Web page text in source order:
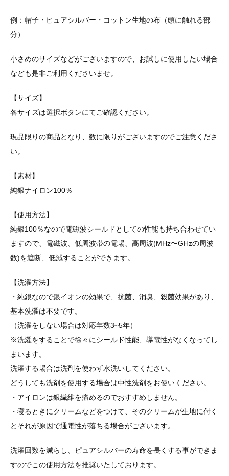
例：帽子・ピュアシルバー・コットン生地の布（頭に触れる部
分）
小さめのサイズなどがございますので、お試しに使用したい場合
なども是非ご利用くださいませ。
【サイズ】
各サイズは選択ボタンにてご確認ください。
現品限りの商品となり、数に限りがございますのでご注意くださ
い。
【素材】
純銀ナイロン100％
【使用方法】
純銀100％なので電磁波シールドとしての性能も持ち合わせてい
ますので、電磁波、低周波帯の電場、高周波(MHz〜GHzの周波
数)を遮断、低減することができます。
【洗濯方法】
・純銀なので銀イオンの効果で、抗菌、消臭、殺菌効果があり、
基本洗濯は不要です。
（洗濯をしない場合は対応年数3~5年）
※洗濯をすることで徐々にシールド性能、導電性がなくなってし
まいます。
洗濯する場合は洗剤を使わず水洗いしてください。
どうしても洗剤を使用する場合は中性洗剤をお使いください。
・アイロンは銀繊維を痛めるのでおすすめしません。
・寝るときにクリームなどをつけて、そのクリームが生地に付く
とそれが原因で通電性が落ちる場合がございます。
洗濯回数を減らし、ピュアシルバーの寿命を長くする事ができま
すのでこの使用方法を推奨いたしております。